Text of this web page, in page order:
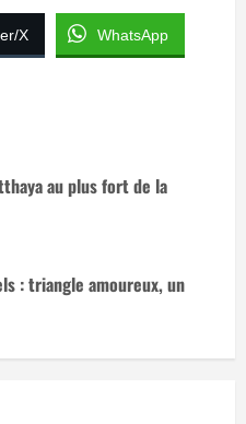
X WhatsApp
au plus fort de la
: triangle amoureux, un